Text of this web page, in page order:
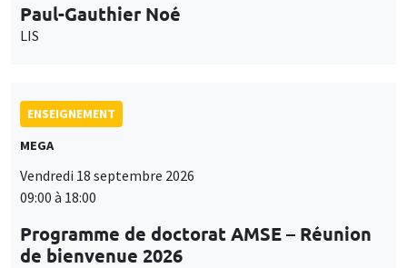
Paul-Gauthier Noé
LIS
ENSEIGNEMENT
MEGA
Vendredi 18 septembre 2026
09:00 à 18:00
Programme de doctorat AMSE – Réunion
de bienvenue 2026